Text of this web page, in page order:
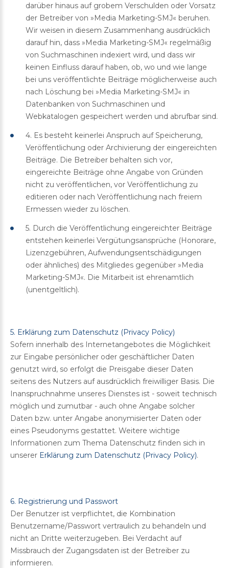
darüber hinaus auf grobem Verschulden oder Vorsatz
der Betreiber von »Media Marketing-SMJ« beruhen.
Wir weisen in diesem Zusammenhang ausdrücklich
darauf hin, dass »Media Marketing-SMJ« regelmäßig
von Suchmaschinen indexiert wird, und dass wir
keinen Einfluss darauf haben, ob, wo und wie lange
bei uns veröffentlichte Beiträge möglicherweise auch
nach Löschung bei »Media Marketing-SMJ« in
Datenbanken von Suchmaschinen und
Webkatalogen gespeichert werden und abrufbar sind.
4. Es besteht keinerlei Anspruch auf Speicherung,
Veröffentlichung oder Archivierung der eingereichten
Beiträge. Die Betreiber behalten sich vor,
eingereichte Beiträge ohne Angabe von Gründen
nicht zu veröffentlichen, vor Veröffentlichung zu
editieren oder nach Veröffentlichung nach freiem
Ermessen wieder zu löschen.
5. Durch die Veröffentlichung eingereichter Beiträge
entstehen keinerlei Vergütungsansprüche (Honorare,
Lizenzgebühren, Aufwendungsentschädigungen
oder ähnliches) des Mitgliedes gegenüber »Media
Marketing-SMJ«. Die Mitarbeit ist ehrenamtlich
(unentgeltlich).
5. Erklärung zum Datenschutz (Privacy Policy)
Sofern innerhalb des Internetangebotes die Möglichkeit
zur Eingabe persönlicher oder geschäftlicher Daten
genutzt wird, so erfolgt die Preisgabe dieser Daten
seitens des Nutzers auf ausdrücklich freiwilliger Basis. Die
Inanspruchnahme unseres Dienstes ist - soweit technisch
möglich und zumutbar - auch ohne Angabe solcher
Daten bzw. unter Angabe anonymisierter Daten oder
eines Pseudonyms gestattet. Weitere wichtige
Informationen zum Thema Datenschutz finden sich in
unserer Erklärung zum Datenschutz (Privacy Policy).
6. Registrierung und Passwort
Der Benutzer ist verpflichtet, die Kombination
Benutzername/Passwort vertraulich zu behandeln und
nicht an Dritte weiterzugeben. Bei Verdacht auf
Missbrauch der Zugangsdaten ist der Betreiber zu
informieren.